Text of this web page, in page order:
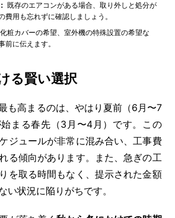
既存のエアコンがある場合、取り外しと処分が
費用も忘れずに確認しましょう。
化粧カバーの希望、室外機の特殊設置の希望な
前に伝えます。
る賢い選択
も高まるのは、やはり夏前（6月〜7
まる春先（3月〜4月）です。この
ジュールが非常に混み合い、工事費
る傾向があります。また、急ぎの工
を取る時間もなく、提示された金額
い状況に陥りがちです。